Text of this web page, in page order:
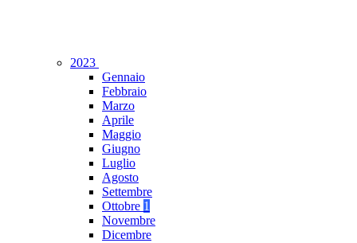
2023
Gennaio
Febbraio
Marzo
Aprile
Maggio
Giugno
Luglio
Agosto
Settembre
Ottobre 1
Novembre
Dicembre